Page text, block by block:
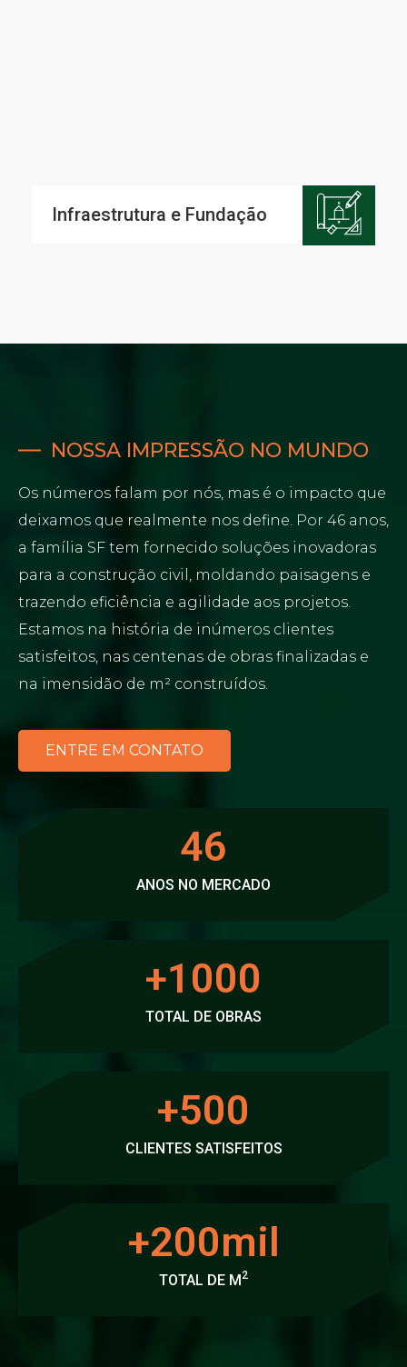
Infraestrutura e Fundação
NOSSA IMPRESSÃO NO MUNDO
Os números falam por nós, mas é o impacto que
deixamos que realmente nos define. Por 46 anos,
a família SF tem fornecido soluções inovadoras
para a construção civil, moldando paisagens e
trazendo eficiência e agilidade aos projetos.
Estamos na história de inúmeros clientes
satisfeitos, nas centenas de obras finalizadas e
na imensidão de m² construídos.
ENTRE EM CONTATO
ANOS NO MERCADO
46
TOTAL DE OBRAS
+1000
CLIENTES SATISFEITOS
+500
TOTAL DE M2
+200mil